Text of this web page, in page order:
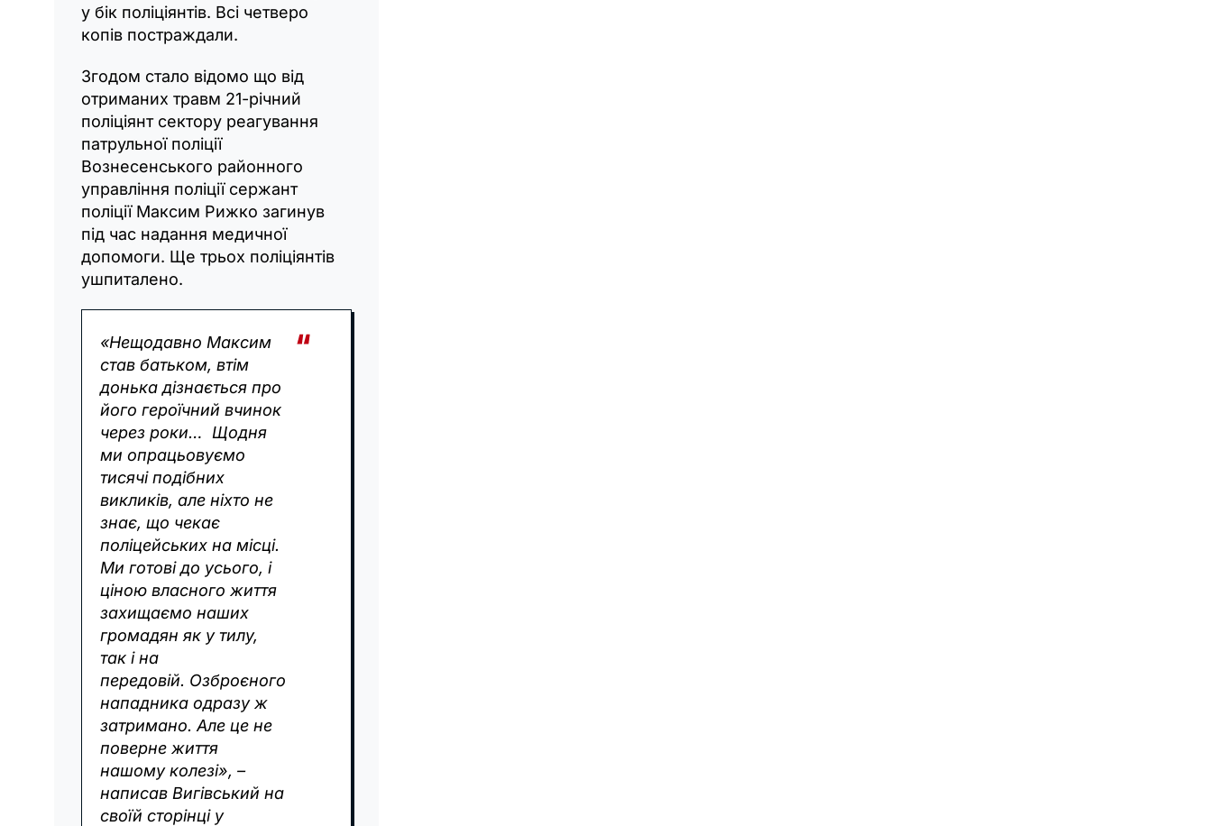
у бік поліціянтів. Всі четверо
копів постраждали.
Згодом стало відомо що від
отриманих травм 21-річний
поліціянт сектору реагування
патрульної поліції
Вознесенського районного
управління поліції сержант
поліції Максим Рижко загинув
під час надання медичної
допомоги. Ще трьох поліціянтів
ушпиталено.
«Нещодавно Максим
став батьком, втім
донька дізнається про
його героїчний вчинок
через роки… Щодня
ми опрацьовуємо
тисячі подібних
викликів, але ніхто не
знає, що чекає
поліцейських на місці.
Ми готові до усього, і
ціною власного життя
захищаємо наших
громадян як у тилу,
так і на
передовій. Озброєного
нападника одразу ж
затримано. Але це не
поверне життя
нашому колезі», –
написав Вигівський на
своїй сторінці у